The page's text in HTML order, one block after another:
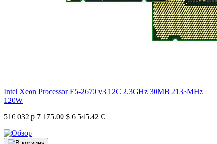
Intel Xeon Processor E5-2670 v3 12C 2.3GHz 30MB 2133MHz
120W
516 032 р 7 175.00 $ 6 545.42 €